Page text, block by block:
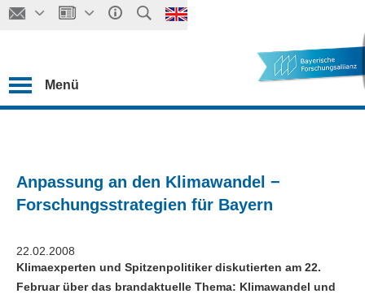
Menü
Anpassung an den Klimawandel −
Forschungsstrategien für Bayern
22.02.2008
Klimaexperten und Spitzenpolitiker diskutierten am 22.
Februar über das brandaktuelle Thema: Klimawandel und